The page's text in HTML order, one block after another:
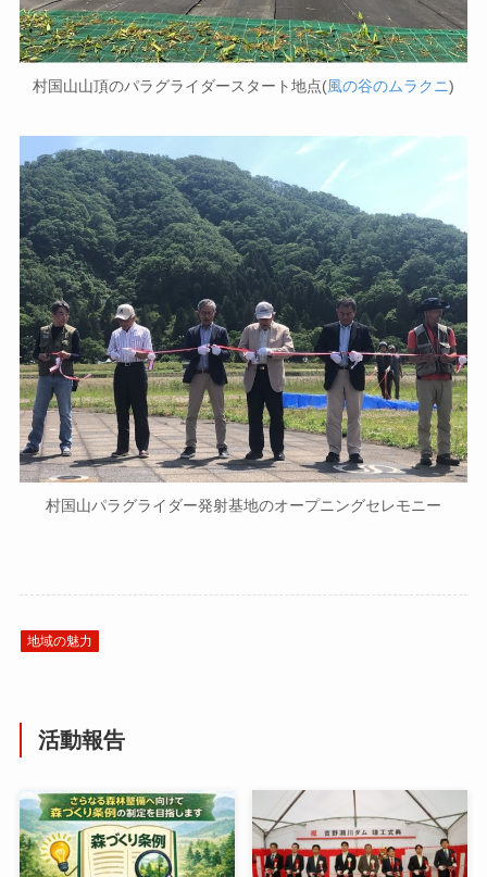
村国山山頂のパラグライダースタート地点(風の谷のムラクニ)
村国山パラグライダー発射基地のオープニングセレモニー
地域の魅力
活動報告